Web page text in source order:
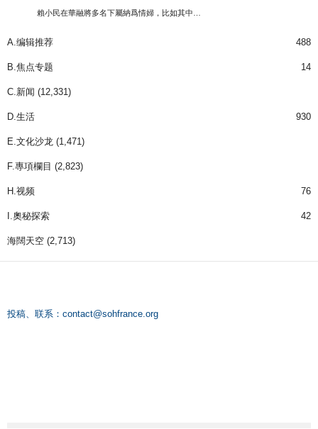
賴小民在華融將多名下屬納爲情婦，比如其中…
A.编辑推荐 488
B.焦点专题 14
C.新闻 (12,331)
D.生活 930
E.文化沙龙 (1,471)
F.專項欄目 (2,823)
H.视频 76
I.奧秘探索 42
海闊天空 (2,713)
投稿、联系： contact@sohfrance.org